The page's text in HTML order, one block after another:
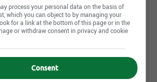
2
de dossier
bureau 209, Montreal, QC
process your personal data on the basis of
which you can object to by managing your
for a link at the bottom of this page or in the
or withdraw consent in privacy and cookie
Consent